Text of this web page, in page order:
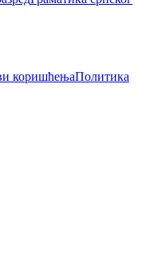
коришћењаПолитика